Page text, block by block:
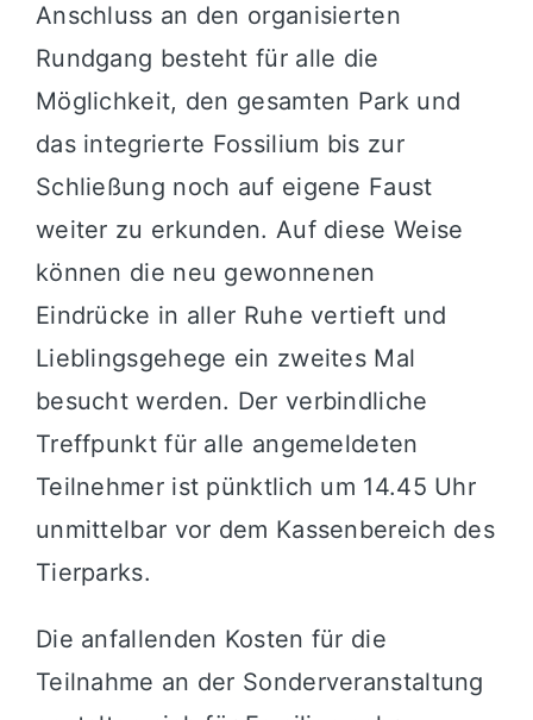
Anschluss an den organisierten
Rundgang besteht für alle die
Möglichkeit, den gesamten Park und
das integrierte Fossilium bis zur
Schließung noch auf eigene Faust
weiter zu erkunden. Auf diese Weise
können die neu gewonnenen
Eindrücke in aller Ruhe vertieft und
Lieblingsgehege ein zweites Mal
besucht werden. Der verbindliche
Treffpunkt für alle angemeldeten
Teilnehmer ist pünktlich um 14.45 Uhr
unmittelbar vor dem Kassenbereich des
Tierparks.
Die anfallenden Kosten für die
Teilnahme an der Sonderveranstaltung